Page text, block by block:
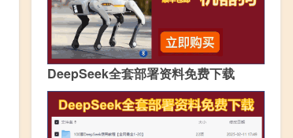
DeepSeek全套部署资料免费下载